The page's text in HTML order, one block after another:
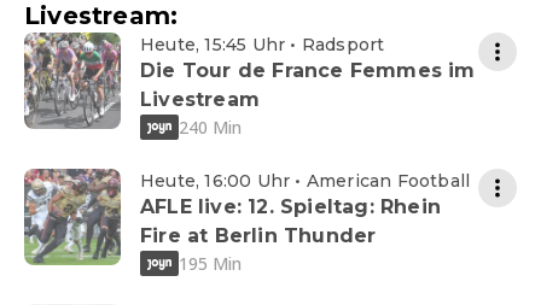
Livestream:
Heute, 15:45 Uhr • Radsport
Die Tour de France Femmes im
Livestream
240 Min
Heute, 16:00 Uhr • American Football
AFLE live: 12. Spieltag: Rhein
Fire at Berlin Thunder
195 Min